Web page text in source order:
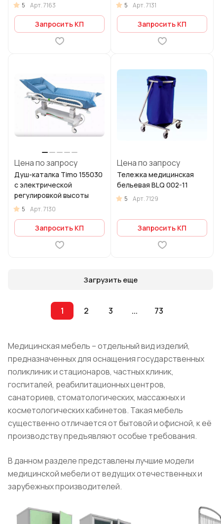
5 Арт.7163
Запросить КП
5 Арт.7131
Запросить КП
Цена по запросу
Душ-каталка Timo 155030
с электрической
регулировкой высоты
5 Арт.7130
Запросить КП
Цена по запросу
Тележка медицинская
бельевая BLQ 002-11
5 Арт.7129
Запросить КП
Загрузить еще
1 2 3 ... 73
Медицинская мебель – отдельный вид изделий,
предназначенных для оснащения государственных
поликлиник и стационаров, частных клиник,
госпиталей, реабилитационных центров,
санаториев, стоматологических, массажных и
косметологических кабинетов. Такая мебель
существенно отличается от бытовой и офисной, к её
производству предъявляют особые требования.
В данном разделе представлены лучшие модели
медицинской мебели от ведущих отечественных и
зарубежных производителей.